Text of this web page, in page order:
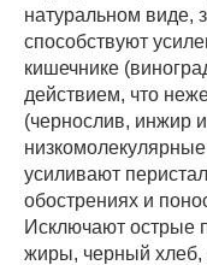
натуральном виде,
способствуют
кишечнике
действием, что
(чернослив, инжир
усиливают
обострениях и
Исключают острые
жиры, черный хлеб,